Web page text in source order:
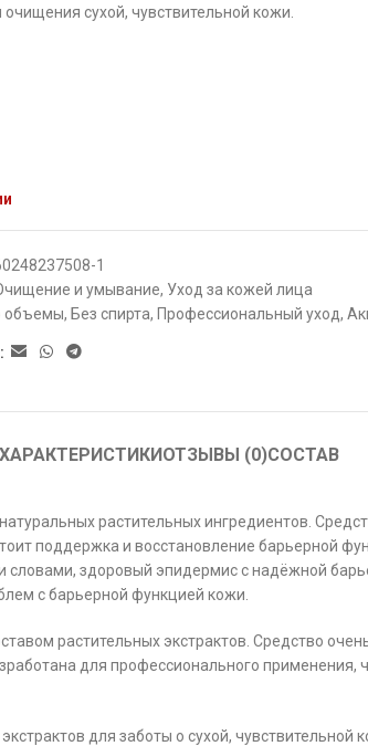
сухой, чувствительной кожи.
1
и умывание, Уход за кожей лица
объемы, Без спирта, Профессиональный уход,
ОТЗЫВЫ (0)СОСТАВ
растительных ингредиентов.
поддержка и восстановление барьерной
словами, здоровый эпидермис с надёжной
с барьерной функцией кожи.
растительных экстрактов. Средство
для профессионального
для заботы о сухой,